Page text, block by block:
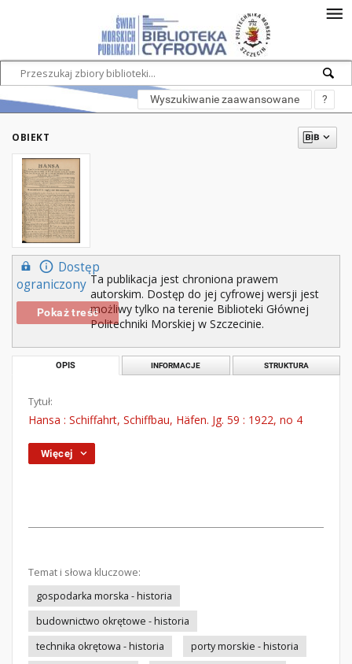
Wyszukiwanie zaawansowane ?
OBIEKT
Dostęp
ograniczony
Pokaż treść
Ta publikacja jest chroniona prawem
autorskim. Dostęp do jej cyfrowej wersji jest
możliwy tylko na terenie Biblioteki Głównej
Politechniki Morskiej w Szczecinie.
OPIS INFORMACJE STRUKTURA
Tytuł:
Hansa : Schiffahrt, Schiffbau, Häfen. Jg. 59 : 1922, no 4
Więcej
Temat i słowa kluczowe:
gospodarka morska - historia
budownictwo okrętowe - historia
technika okrętowa - historia
porty morskie - historia